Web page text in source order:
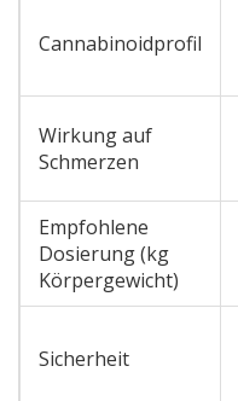
Cannabinoidprofil
Wirkung auf
Schmerzen
Empfohlene
Dosierung (kg
Körpergewicht)
Sicherheit